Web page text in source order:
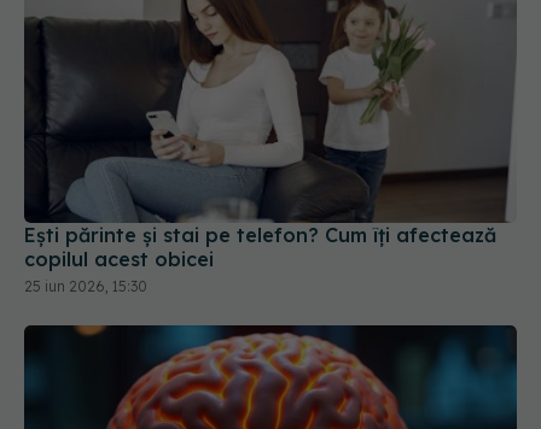
Ești părinte și stai pe telefon? Cum îți afectează
copilul acest obicei
25 iun 2026, 15:30